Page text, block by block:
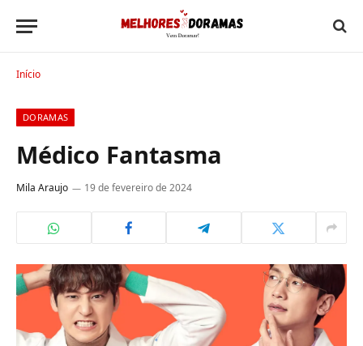
Início
DORAMAS
Médico Fantasma
Mila Araujo 19 de fevereiro de 2024